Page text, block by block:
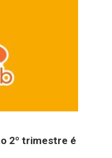
2º trimestre é